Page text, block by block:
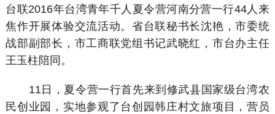
台联2016年台湾青年千人夏令营河南分营一行44人来
焦作开展体验交流活动。省台联秘书长沈艳，市委统
战部副部长，市工商联党组书记武晓红，市台办主任
王玉柱陪同。
11日，夏令营一行首先来到修武县国家级台湾农
民创业园，实地参观了台创园韩庄村文旅项目，营员